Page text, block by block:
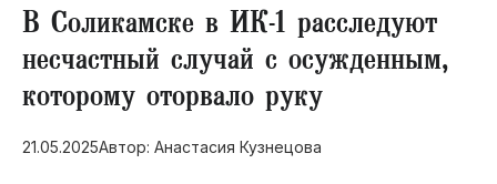
СВО
Выборы в Пермском крае
Социальная поддержка
Инфраструктура
Благоустройство
В Соликамске в ИК-1 расследуют
несчастный случай с осужденным,
которому оторвало руку
21.05.2025Автор: Анастасия Кузнецова